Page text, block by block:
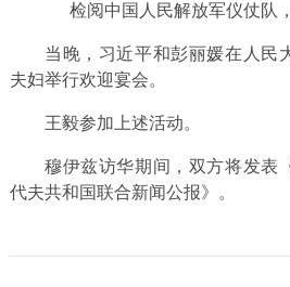
检阅中国人民解放军仪仗队
当晚，习近平和彭丽媛在人民
夫妇举行欢迎宴会。
王毅参加上述活动。
穆伊兹访华期间，双方将发表
代夫共和国联合新闻公报》。